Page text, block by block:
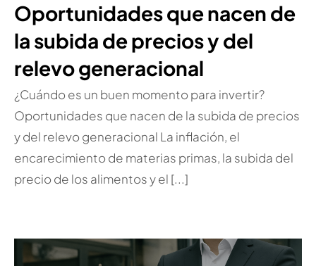
Oportunidades que nacen de
la subida de precios y del
relevo generacional
¿Cuándo es un buen momento para invertir?
Oportunidades que nacen de la subida de precios
y del relevo generacional La inflación, el
encarecimiento de materias primas, la subida del
precio de los alimentos y el [...]